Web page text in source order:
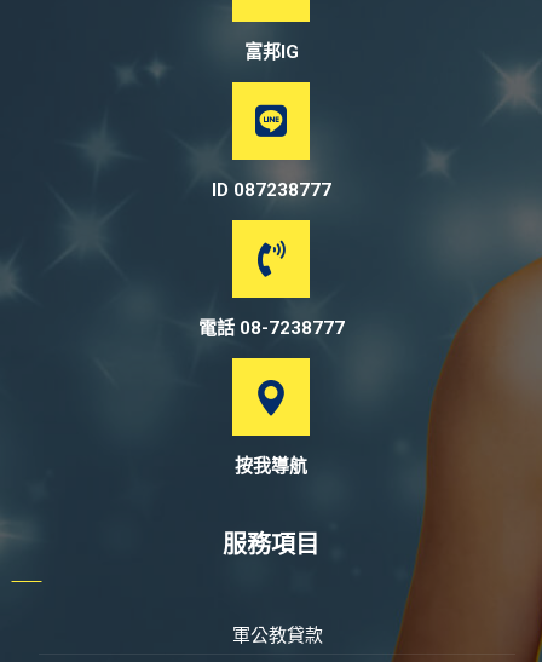
富邦IG
ID 087238777
電話 08-7238777
按我導航
服務項目
軍公教貸款